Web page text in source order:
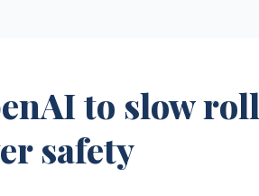
to slow roll
safety